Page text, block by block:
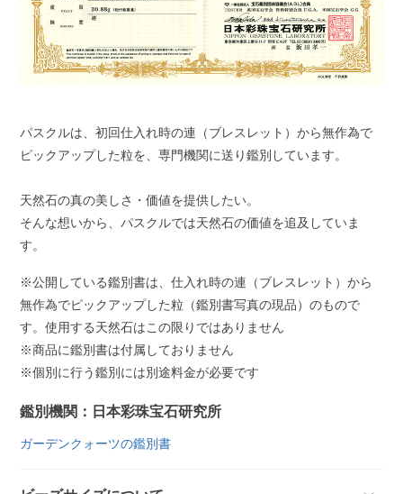
パスクルは、初回仕入れ時の連（ブレスレット）から無作為で
ピックアップした粒を、専門機関に送り鑑別しています。
天然石の真の美しさ・価値を提供したい。
そんな想いから、パスクルでは天然石の価値を追及していま
す。
※公開している鑑別書は、仕入れ時の連（ブレスレット）から
無作為でピックアップした粒（鑑別書写真の現品）のもので
す。使用する天然石はこの限りではありません
※商品に鑑別書は付属しておりません
※個別に行う鑑別には別途料金が必要です
鑑別機関：日本彩珠宝石研究所
ガーデンクォーツの鑑別書